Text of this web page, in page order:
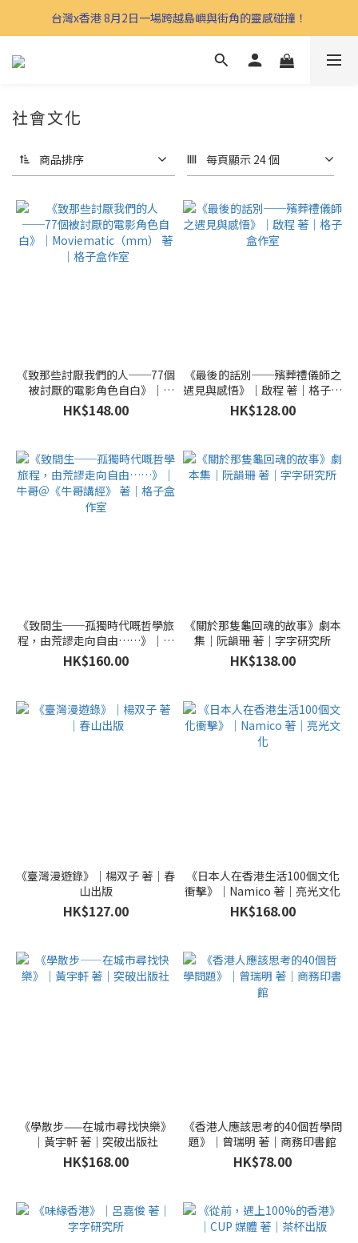
台灣x香港 8月2日一場跨越島嶼與街角的靈感碰撞！
社會文化
商品排序 每頁顯示 24 個
《致那些討厭我們的人──77個
被討厭的電影角色自白》｜
Moviematic（mm） 著｜格子
盒作室
HK$148.00
《最後的話別──殯葬禮儀師之
遇見與感悟》｜啟程 著｜格子盒
作室
HK$128.00
《致間生──孤獨時代嘅哲學旅
程，由荒謬走向自由……》｜牛
哥＠《牛哥講經》 著｜格子盒作
室
HK$160.00
《關於那隻龜回魂的故事》劇本
集｜阮韻珊 著｜字字研究所
HK$138.00
《臺灣漫遊錄》｜楊双子 著｜春
山出版
HK$127.00
《日本人在香港生活100個文化
衝擊》｜Namico 著｜亮光文化
HK$168.00
《學散步——在城市尋找快樂》
｜黃宇軒 著｜突破出版社
HK$168.00
《香港人應該思考的40個哲學問
題》｜曾瑞明 著｜商務印書館
HK$78.00